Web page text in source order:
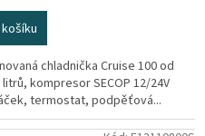
chladnička Cruise 100 od
kompresor SECOP 12/24V
termostat, podpěťová...